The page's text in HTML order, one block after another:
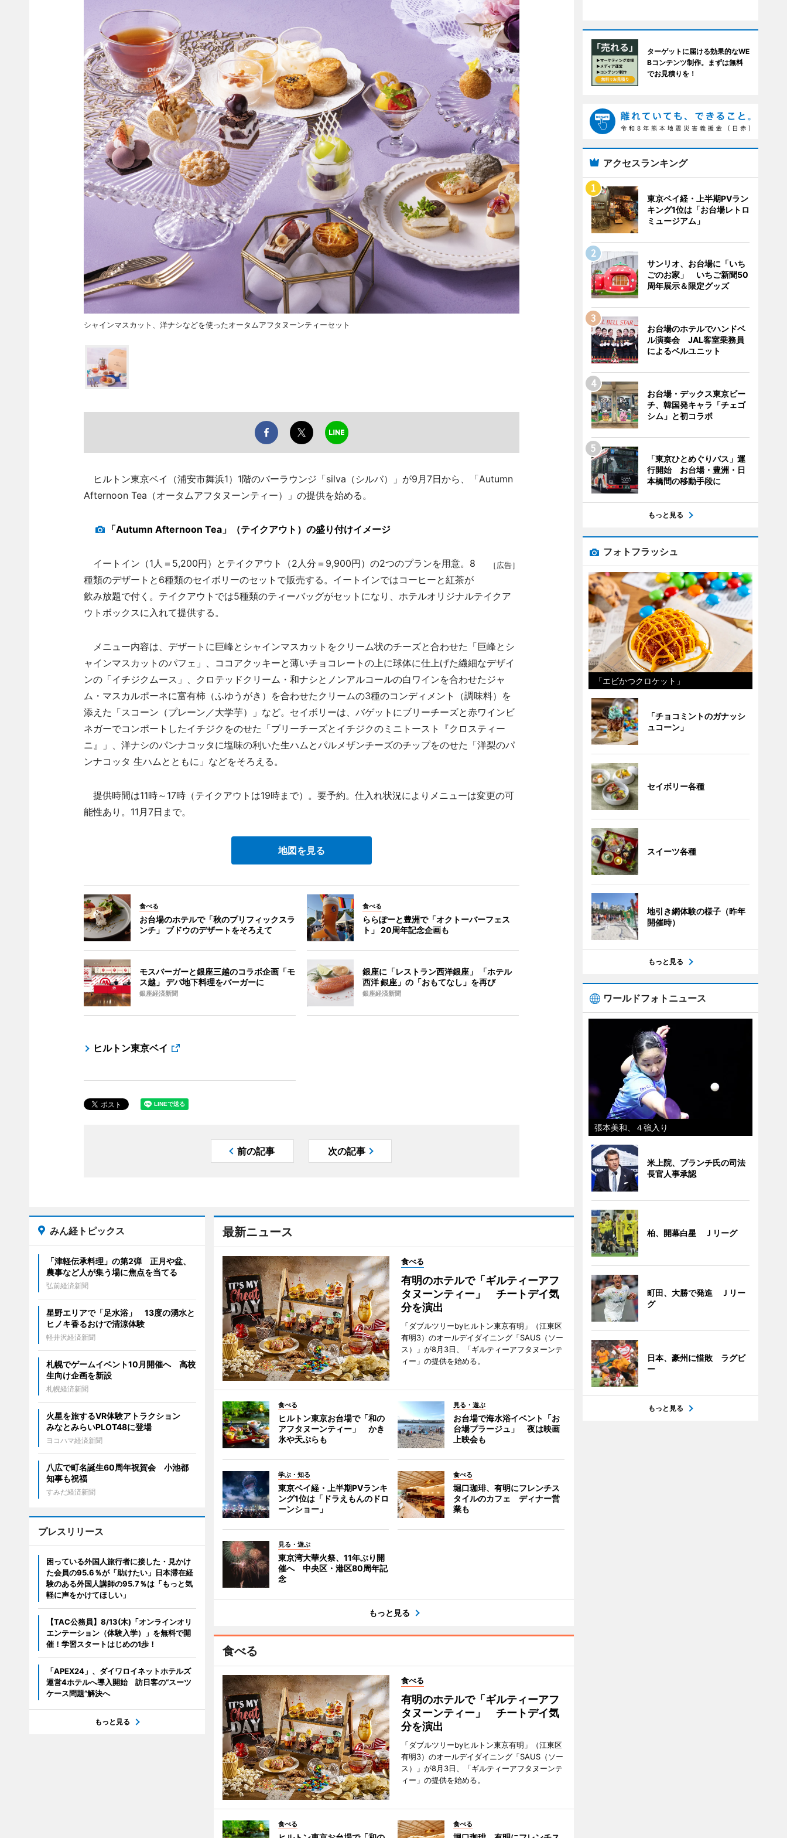
シャインマスカット、洋ナシなどを使ったオータムアフタヌーンティーセット
ヒルトン東京ベイ（浦安市舞浜1）1階のバーラウンジ「silva（シルバ）」が9月7日から、「Autumn
Afternoon Tea（オータムアフタヌーンティー）」の提供を始める。
「Autumn Afternoon Tea」（テイクアウト）の盛り付けイメージ
［広告］
イートイン（1人＝5,200円）とテイクアウト（2人分＝9,900円）の2つのプランを用意。8
種類のデザートと6種類のセイボリーのセットで販売する。イートインではコーヒーと紅茶が
飲み放題で付く。テイクアウトでは5種類のティーバッグがセットになり、ホテルオリジナルテイクア
ウトボックスに入れて提供する。
メニュー内容は、デザートに巨峰とシャインマスカットをクリーム状のチーズと合わせた「巨峰とシ
ャインマスカットのパフェ」、ココアクッキーと薄いチョコレートの上に球体に仕上げた繊細なデザイ
ンの「イチジクムース」、クロテッドクリーム・和ナシとノンアルコールの白ワインを合わせたジャ
ム・マスカルポーネに富有柿（ふゆうがき）を合わせたクリームの3種のコンディメント（調味料）を
添えた「スコーン（プレーン／大学芋）」など。セイボリーは、バゲットにブリーチーズと赤ワインビ
ネガーでコンポートしたイチジクをのせた「ブリーチーズとイチジクのミニトースト『クロスティー
ニ』」、洋ナシのパンナコッタに塩味の利いた生ハムとパルメザンチーズのチップをのせた「洋梨のパ
ンナコッタ 生ハムとともに」などをそろえる。
提供時間は11時～17時（テイクアウトは19時まで）。要予約。仕入れ状況によりメニューは変更の可
能性あり。11月7日まで。
地図を見る
食べる
お台場のホテルで「秋のプリフィックスラ
ンチ」 ブドウのデザートをそろえて
食べる
ららぽーと豊洲で「オクトーバーフェス
ト」 20周年記念企画も
モスバーガーと銀座三越のコラボ企画「モ
ス越」 デパ地下料理をバーガーに
銀座経済新聞
銀座に「レストラン西洋銀座」 「ホテル
西洋 銀座」の「おもてなし」を再び
銀座経済新聞
ヒルトン東京ベイ
前の記事 次の記事
最新ニュース
食べる
有明のホテルで「ギルティーアフ
タヌーンティー」 チートデイ気
分を演出
「ダブルツリーbyヒルトン東京有明」（江東区
有明3）のオールデイダイニング「SAUS（ソー
ス）」が8月3日、「ギルティーアフタヌーンテ
ィー」の提供を始める。
食べる
ヒルトン東京お台場で「和の
アフタヌーンティー」 かき
氷や天ぷらも
見る・遊ぶ
お台場で海水浴イベント「お
台場プラージュ」 夜は映画
上映会も
学ぶ・知る
東京ベイ経・上半期PVランキ
ング1位は「ドラえもんのドロ
ーンショー」
食べる
堀口珈琲、有明にフレンチス
タイルのカフェ ディナー営
業も
見る・遊ぶ
東京湾大華火祭、11年ぶり開
催へ 中央区・港区80周年記
念
もっと見る
食べる
食べる
有明のホテルで「ギルティーアフ
タヌーンティー」 チートデイ気
分を演出
「ダブルツリーbyヒルトン東京有明」（江東区
有明3）のオールデイダイニング「SAUS（ソー
ス）」が8月3日、「ギルティーアフタヌーンテ
ィー」の提供を始める。
食べる 食べる
みん経トピックス
「津軽伝承料理」の第2弾 正月や盆、
農事など人が集う場に焦点を当てる
弘前経済新聞
星野エリアで「足水浴」 13度の湧水と
ヒノキ香るおけで清涼体験
軽井沢経済新聞
札幌でゲームイベント10月開催へ 高校
生向け企画を新設
札幌経済新聞
火星を旅するVR体験アトラクション
みなとみらいPLOT48に登場
ヨコハマ経済新聞
八広で町名誕生60周年祝賀会 小池都
知事も祝福
すみだ経済新聞
プレスリリース
困っている外国人旅行者に接した・見かけ
た会員の95.6％が「助けたい」日本滞在経
験のある外国人講師の95.7％は「もっと気
軽に声をかけてほしい」
【TAC公務員】8/13(木)「オンラインオリ
エンテーション（体験入学）」を無料で開
催！学習スタートはじめの1歩！
「APEX24」、ダイワロイネットホテルズ
運営4ホテルへ導入開始 訪日客の“スーツ
ケース問題”解決へ
もっと見る
ターゲットに届ける効果的なWE
Bコンテンツ制作。まずは無料
でお見積りを！
アクセスランキング
東京ベイ経・上半期PVラン
キング1位は「お台場レトロ
ミュージアム」
サンリオ、お台場に「いち
ごのお家」 いちご新聞50
周年展示＆限定グッズ
お台場のホテルでハンドベ
ル演奏会 JAL客室乗務員
によるベルユニット
お台場・デックス東京ビー
チ、韓国発キャラ「チェゴ
シム」と初コラボ
「東京ひとめぐりバス」運
行開始 お台場・豊洲・日
本橋間の移動手段に
もっと見る
フォトフラッシュ
「エビかつクロケット」
「チョコミントのガナッシ
ュコーン」
セイボリー各種
スイーツ各種
地引き網体験の様子（昨年
開催時）
もっと見る
ワールドフォトニュース
張本美和、４強入り
米上院、ブランチ氏の司法
長官人事承認
柏、開幕白星 Ｊリーグ
町田、大勝で発進 Ｊリー
グ
日本、豪州に惜敗 ラグビ
ー
もっと見る